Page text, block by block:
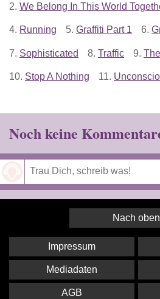
2. We Belong In This World
4. Running 5. Graffiti Part 1 6.
7. Sophisticated 8. Traffic 9.
10. Stop A Nothing 11.
Noch keine
Nach oben
Impressum
Mediadaten
AGB